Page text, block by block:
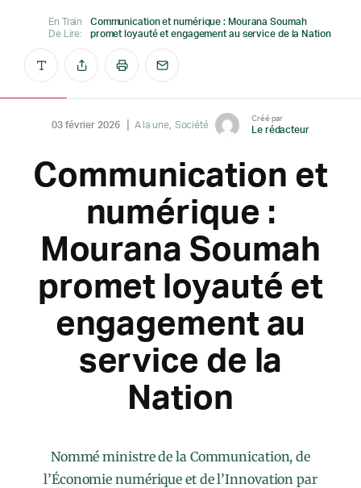
En Train
De Lire:
Communication et numérique : Mourana Soumah
promet loyauté et engagement au service de la Nation
03 février 2026 A la une Société
Créé par
Le rédacteur
Communication et
numérique :
Mourana Soumah
promet loyauté et
engagement au
service de la
Nation
Nommé ministre de la Communication, de
l’Économie numérique et de l’Innovation par